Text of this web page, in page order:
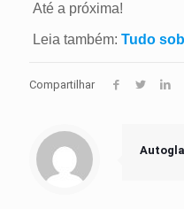
Até a próxima!
Leia também: Tudo
Compartilhar